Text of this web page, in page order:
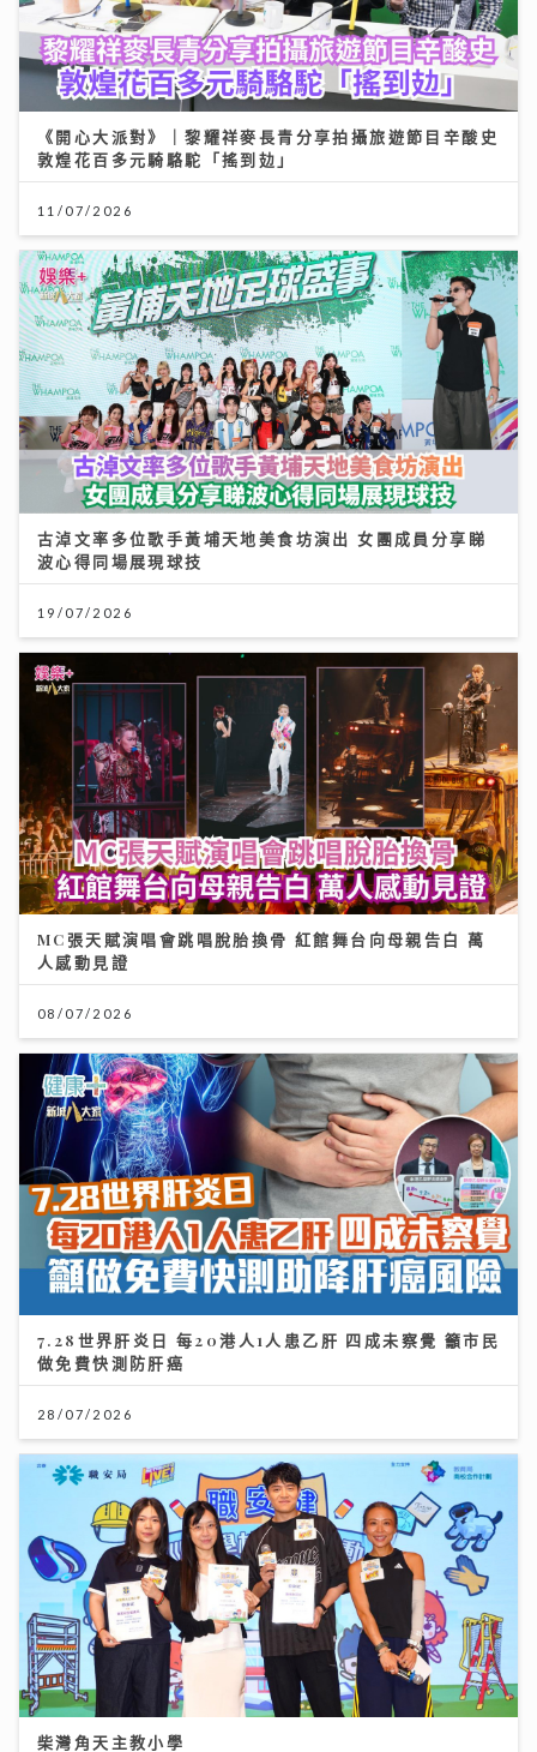
《開心大派對》｜黎耀祥麥長青分享拍攝旅遊節目辛酸史
敦煌花百多元騎駱駝「搖到攰」
11/07/2026
古淖文率多位歌手黃埔天地美食坊演出 女團成員分享睇
波心得同場展現球技
19/07/2026
MC張天賦演唱會跳唱脫胎換骨 紅館舞台向母親告白 萬
人感動見證
08/07/2026
7.28世界肝炎日 每20港人1人患乙肝 四成未察覺 籲市民
做免費快測防肝癌
28/07/2026
柴灣角天主教小學